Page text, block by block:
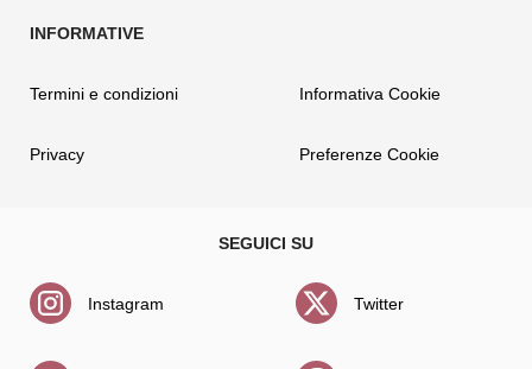
Termini e condizioni
Privacy
Informativa Cookie
Preferenze Cookie
Instagram Twitter